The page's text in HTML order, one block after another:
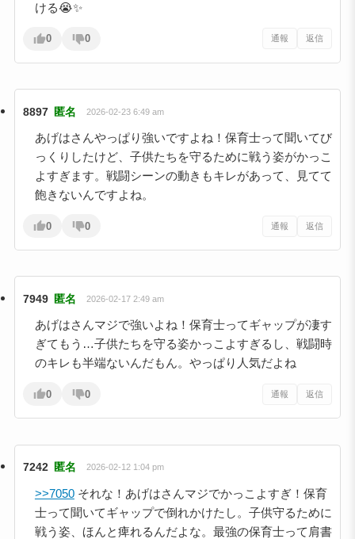
ける😭✨
0 0 通報 返信
8897 匿名 2026-02-23 6:49 am
あげはさんやっぱり強いですよね！保育士って聞いてび
っくりしたけど、子供たちを守るために戦う姿がかっこ
よすぎます。戦闘シーンの動きもキレがあって、見てて
飽きないんですよね。
0 0 通報 返信
7949 匿名 2026-02-17 2:49 am
あげはさんマジで強いよね！保育士ってギャップが凄す
ぎてもう…子供たちを守る姿かっこよすぎるし、戦闘時
のキレも半端ないんだもん。やっぱり人気だよね
0 0 通報 返信
7242 匿名 2026-02-12 1:04 pm
>>7050それな！あげはさんマジでかっこよすぎ！保育
士って聞いてギャップで倒れかけたし。子供守るために
戦う姿、ほんと痺れるんだよな。最強の保育士って肩書